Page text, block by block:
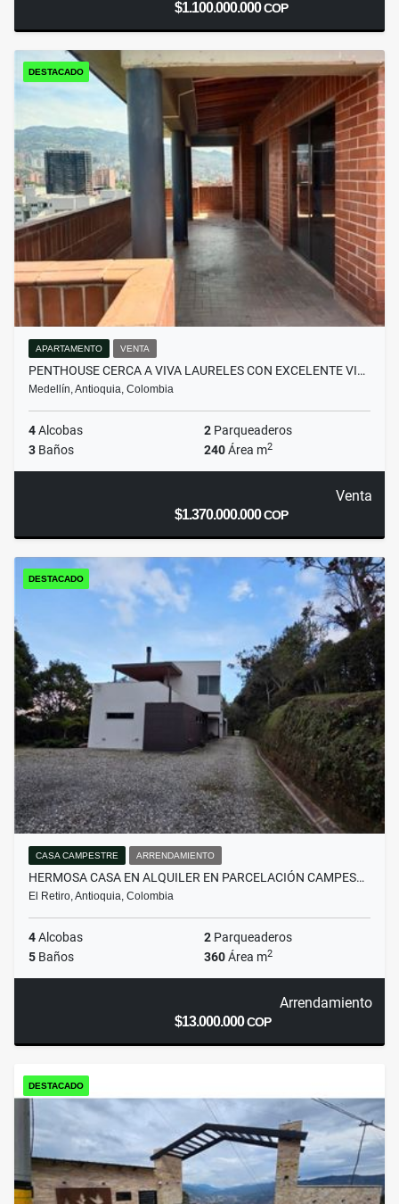
$1.100.000.000COP
DESTACADO
APARTAMENTO VENTA
PENTHOUSE CERCA A VIVA LAURELES CON EXCELENTE VI…
Medellín, Antioquia, Colombia
4Alcobas 2 Parqueaderos
3 Baños 240Área m2
Venta
$1.370.000.000COP
DESTACADO
CASA CAMPESTRE ARRENDAMIENTO
HERMOSA CASA EN ALQUILER EN PARCELACIÓN CAMPES…
El Retiro, Antioquia, Colombia
4Alcobas 2 Parqueaderos
5 Baños 360Área m2
Arrendamiento
$13.000.000COP
DESTACADO